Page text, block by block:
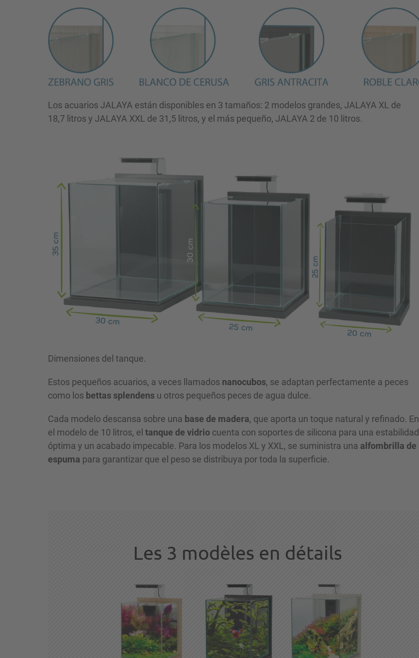
Los acuarios JALAYA están disponibles en 3 tamaños: 2 modelos grandes, JALAYA XL de
18,7 litros y JALAYA XXL de 31,5 litros, y el más pequeño, JALAYA 2 de 10 litros.
Dimensiones del tanque.
Estos pequeños acuarios, a veces llamados nanocubos, se adaptan perfectamente a peces
como los bettas splendens u otros pequeños peces de agua dulce.
Cada modelo descansa sobre una base de madera, que aporta un toque natural y refinado. En
el modelo de 10 litros, el tanque de vidrio cuenta con soportes de silicona para una estabilidad
óptima y un acabado impecable. Para los modelos XL y XXL, se suministra una alfombrilla de
espuma para garantizar que el peso se distribuya por toda la superficie.
Les 3 modèles en détails